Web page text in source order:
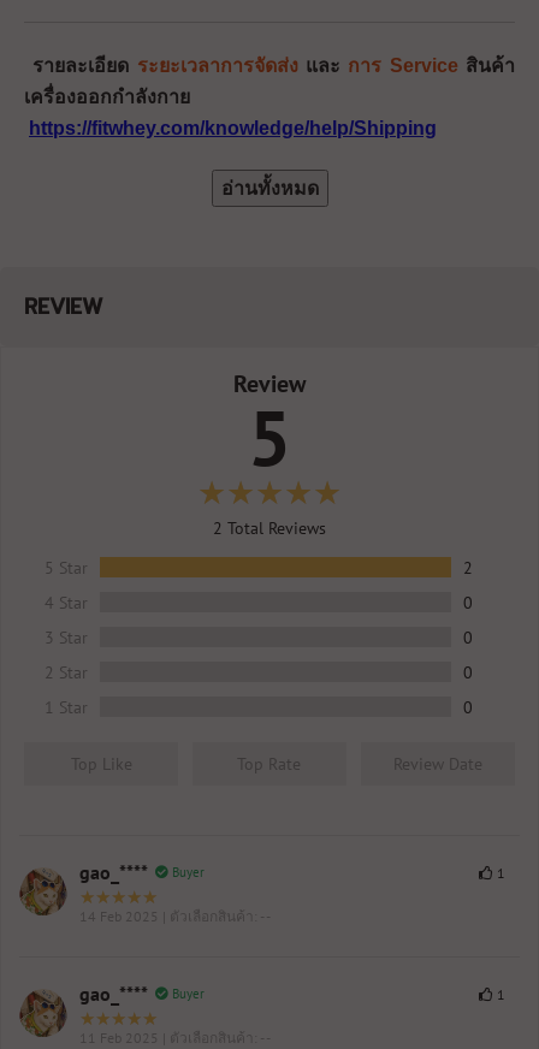
รายละเอียด ระยะเวลาการจัดส่งและ การ Service สินค้า
เครื่องออกกำลังกาย
https://fitwhey.com/knowledge/help/Shipping
อ่านทั้งหมด
REVIEW
Review
5
2 Total Reviews
5 Star
2
4 Star
0
3 Star
0
2 Star
0
1 Star
0
Top Like Top Rate Review Date
gao_**** Buyer
14 Feb 2025 | ตัวเลือกสินค้า: - -
1
gao_**** Buyer
11 Feb 2025 | ตัวเลือกสินค้า: - -
1